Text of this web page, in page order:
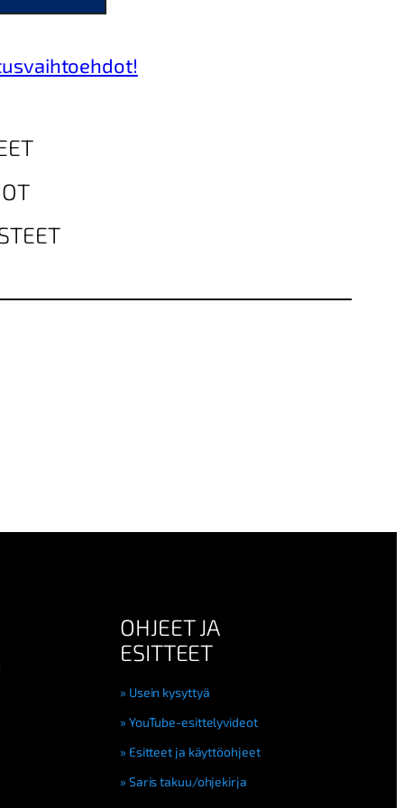
OHJEET JA
ESITTEET
Usein kysyttyä
YouTube-esittelyvideot
Esitteet ja käyttöohjeet
Saris takuu/ohjekirja